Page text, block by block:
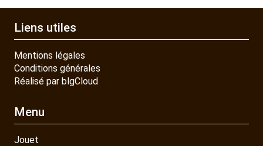
Liens utiles
Mentions légales
Conditions générales
Réalisé par blgCloud
Menu
Jouet